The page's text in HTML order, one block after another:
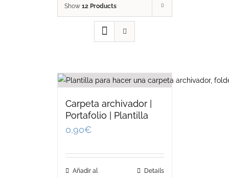
Show 12 Products
Carpeta archivador |
Portafolio | Plantilla
0,90€
Añadir al
Details